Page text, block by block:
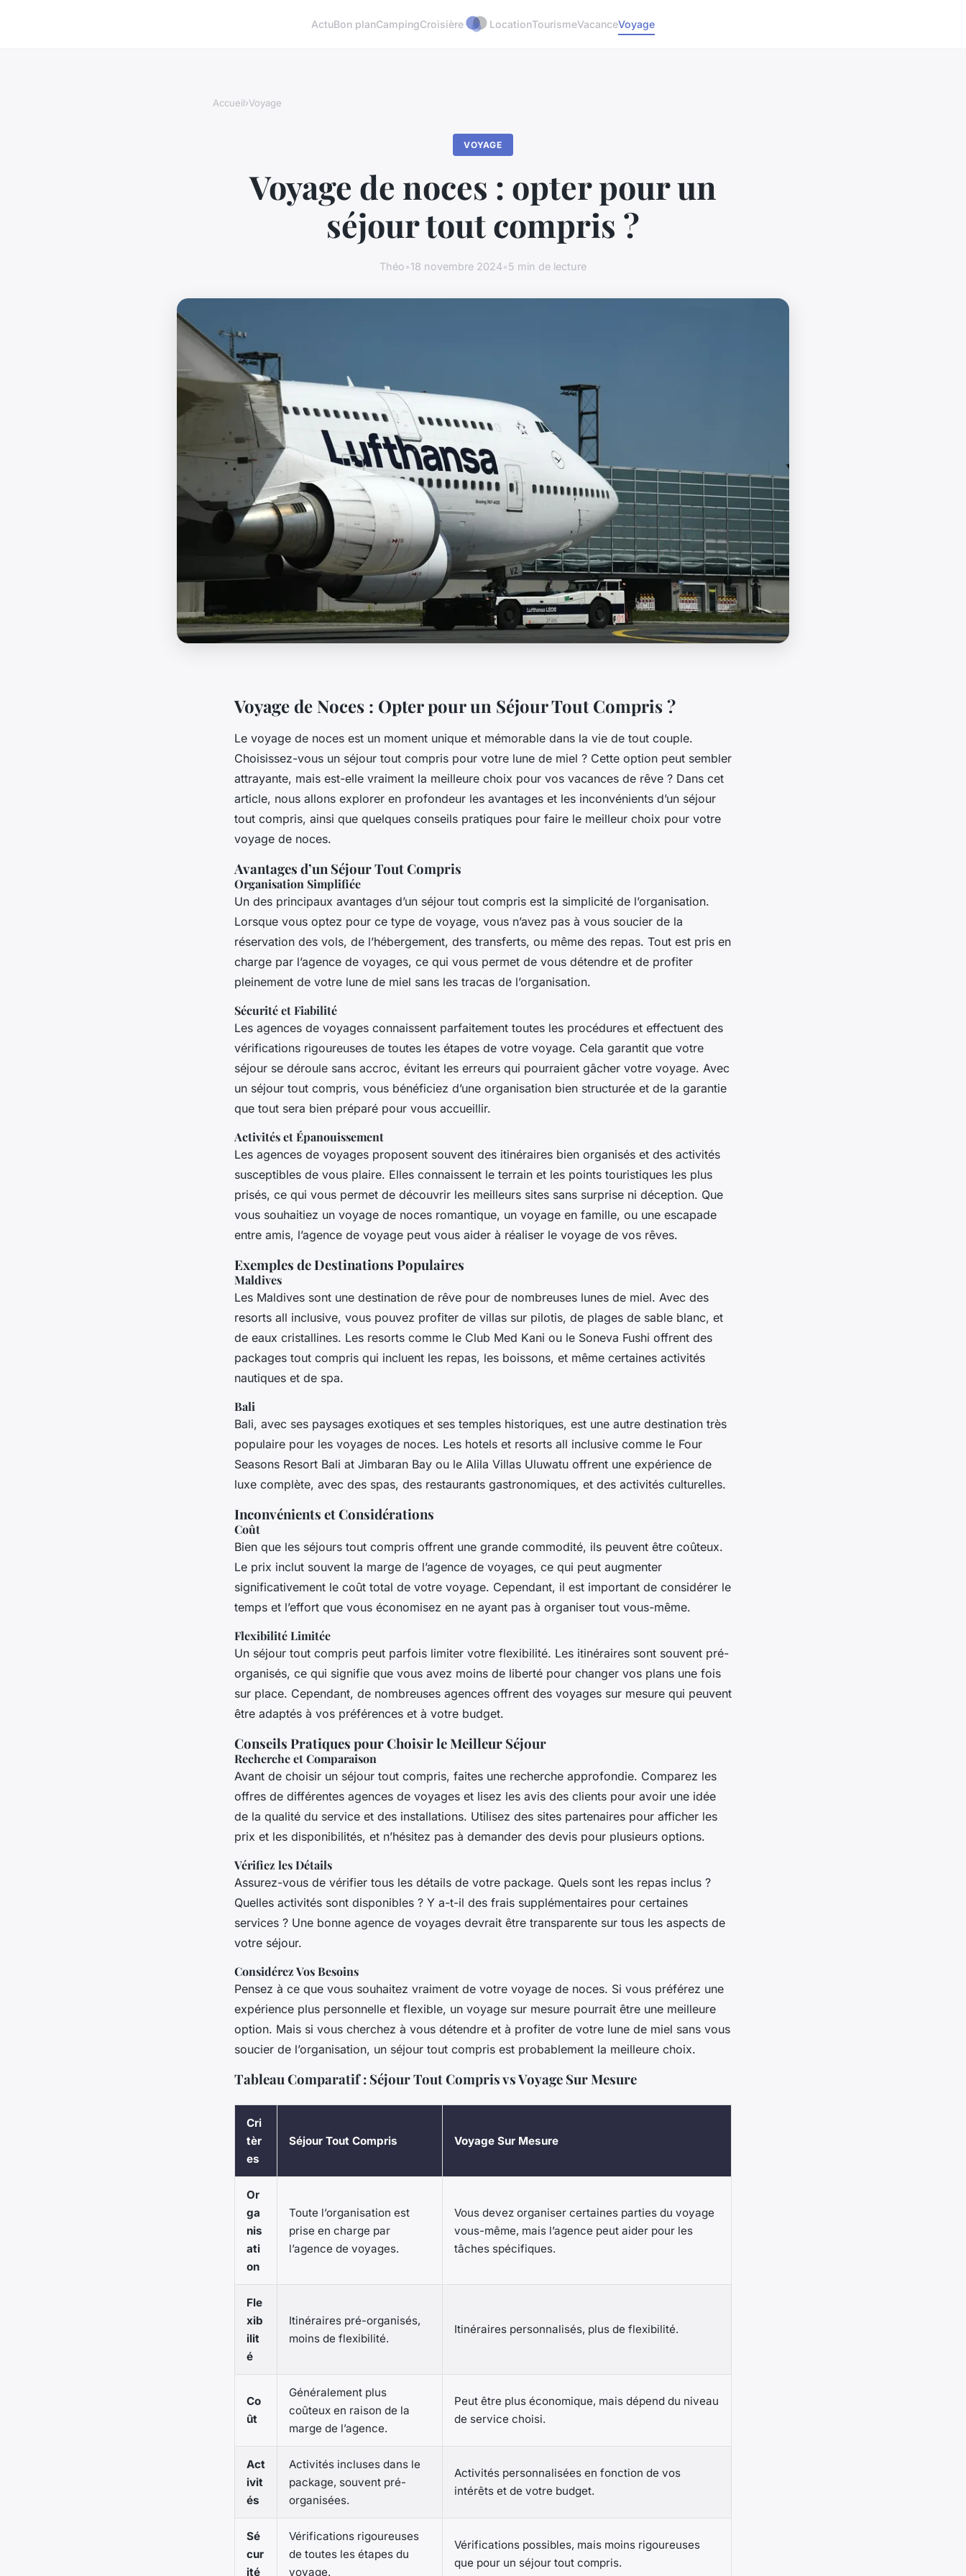
ActuBon planCampingCroisière LocationTourismeVacanceVoyage
Accueil›Voyage
VOYAGE
Voyage de noces : opter pour un
séjour tout compris ?
Théo•18 novembre 2024•5 min de lecture
Voyage de Noces : Opter pour un Séjour Tout Compris ?
Le voyage de noces est un moment unique et mémorable dans la vie de tout couple.
Choisissez-vous un séjour tout compris pour votre lune de miel ? Cette option peut sembler
attrayante, mais est-elle vraiment la meilleure choix pour vos vacances de rêve ? Dans cet
article, nous allons explorer en profondeur les avantages et les inconvénients d’un séjour
tout compris, ainsi que quelques conseils pratiques pour faire le meilleur choix pour votre
voyage de noces.
Avantages d’un Séjour Tout Compris
Organisation Simplifiée
Un des principaux avantages d’un séjour tout compris est la simplicité de l’organisation.
Lorsque vous optez pour ce type de voyage, vous n’avez pas à vous soucier de la
réservation des vols, de l’hébergement, des transferts, ou même des repas. Tout est pris en
charge par l’agence de voyages, ce qui vous permet de vous détendre et de profiter
pleinement de votre lune de miel sans les tracas de l’organisation.
Sécurité et Fiabilité
Les agences de voyages connaissent parfaitement toutes les procédures et effectuent des
vérifications rigoureuses de toutes les étapes de votre voyage. Cela garantit que votre
séjour se déroule sans accroc, évitant les erreurs qui pourraient gâcher votre voyage. Avec
un séjour tout compris, vous bénéficiez d’une organisation bien structurée et de la garantie
que tout sera bien préparé pour vous accueillir.
Activités et Épanouissement
Les agences de voyages proposent souvent des itinéraires bien organisés et des activités
susceptibles de vous plaire. Elles connaissent le terrain et les points touristiques les plus
prisés, ce qui vous permet de découvrir les meilleurs sites sans surprise ni déception. Que
vous souhaitiez un voyage de noces romantique, un voyage en famille, ou une escapade
entre amis, l’agence de voyage peut vous aider à réaliser le voyage de vos rêves.
Exemples de Destinations Populaires
Maldives
Les Maldives sont une destination de rêve pour de nombreuses lunes de miel. Avec des
resorts all inclusive, vous pouvez profiter de villas sur pilotis, de plages de sable blanc, et
de eaux cristallines. Les resorts comme le Club Med Kani ou le Soneva Fushi offrent des
packages tout compris qui incluent les repas, les boissons, et même certaines activités
nautiques et de spa.
Bali
Bali, avec ses paysages exotiques et ses temples historiques, est une autre destination très
populaire pour les voyages de noces. Les hotels et resorts all inclusive comme le Four
Seasons Resort Bali at Jimbaran Bay ou le Alila Villas Uluwatu offrent une expérience de
luxe complète, avec des spas, des restaurants gastronomiques, et des activités culturelles.
Inconvénients et Considérations
Coût
Bien que les séjours tout compris offrent une grande commodité, ils peuvent être coûteux.
Le prix inclut souvent la marge de l’agence de voyages, ce qui peut augmenter
significativement le coût total de votre voyage. Cependant, il est important de considérer le
temps et l’effort que vous économisez en ne ayant pas à organiser tout vous-même.
Flexibilité Limitée
Un séjour tout compris peut parfois limiter votre flexibilité. Les itinéraires sont souvent pré-
organisés, ce qui signifie que vous avez moins de liberté pour changer vos plans une fois
sur place. Cependant, de nombreuses agences offrent des voyages sur mesure qui peuvent
être adaptés à vos préférences et à votre budget.
Conseils Pratiques pour Choisir le Meilleur Séjour
Recherche et Comparaison
Avant de choisir un séjour tout compris, faites une recherche approfondie. Comparez les
offres de différentes agences de voyages et lisez les avis des clients pour avoir une idée
de la qualité du service et des installations. Utilisez des sites partenaires pour afficher les
prix et les disponibilités, et n’hésitez pas à demander des devis pour plusieurs options.
Vérifiez les Détails
Assurez-vous de vérifier tous les détails de votre package. Quels sont les repas inclus ?
Quelles activités sont disponibles ? Y a-t-il des frais supplémentaires pour certaines
services ? Une bonne agence de voyages devrait être transparente sur tous les aspects de
votre séjour.
Considérez Vos Besoins
Pensez à ce que vous souhaitez vraiment de votre voyage de noces. Si vous préférez une
expérience plus personnelle et flexible, un voyage sur mesure pourrait être une meilleure
option. Mais si vous cherchez à vous détendre et à profiter de votre lune de miel sans vous
soucier de l’organisation, un séjour tout compris est probablement la meilleure choix.
Tableau Comparatif : Séjour Tout Compris vs Voyage Sur Mesure
Cri
tèr
es
Séjour Tout Compris Voyage Sur Mesure
Or
ga
nis
ati
on
Toute l’organisation est
prise en charge par
l’agence de voyages.
Vous devez organiser certaines parties du voyage
vous-même, mais l’agence peut aider pour les
tâches spécifiques.
Fle
xib
ilit
é
Itinéraires pré-organisés,
moins de flexibilité.
Itinéraires personnalisés, plus de flexibilité.
Co
ût
Généralement plus
coûteux en raison de la
marge de l’agence.
Peut être plus économique, mais dépend du niveau
de service choisi.
Act
ivit
és
Activités incluses dans le
package, souvent pré-
organisées.
Activités personnalisées en fonction de vos
intérêts et de votre budget.
Sé
cur
ité
Vérifications rigoureuses
de toutes les étapes du
voyage.
Vérifications possibles, mais moins rigoureuses
que pour un séjour tout compris.